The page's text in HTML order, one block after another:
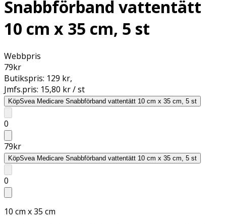
Snabbförband vattentätt
10 cm x 35 cm, 5 st
Webbpris
79kr
Butikspris: 129 kr,
Jmfs.pris: 15,80 kr / st
KöpSvea Medicare Snabbförband vattentätt 10 cm x 35 cm, 5 st
0
79kr
KöpSvea Medicare Snabbförband vattentätt 10 cm x 35 cm, 5 st
0
10 cm x 35 cm